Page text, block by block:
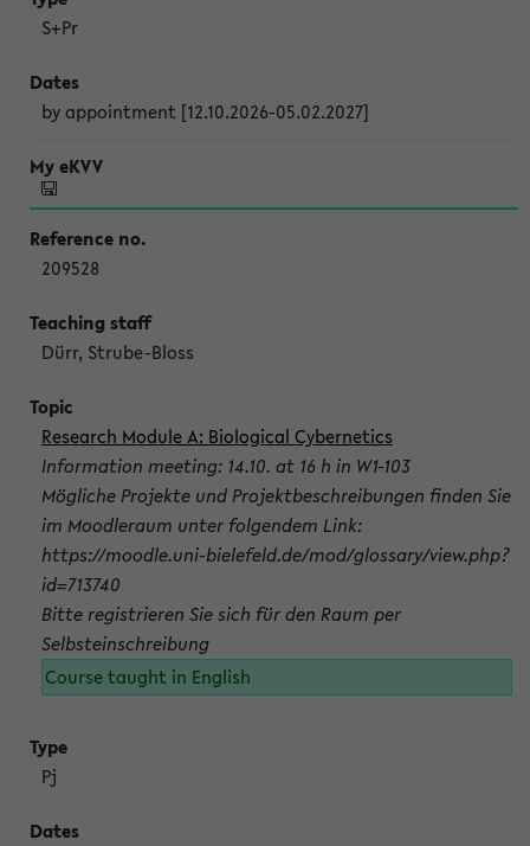
S+Pr
by appointment [12.10.2026-05.02.2027]
209528
Dürr, Strube-Bloss
Research Module A: Biological Cybernetics
Information meeting: 14.10. at 16 h in W1-103
Mögliche Projekte und Projektbeschreibungen finden Sie
im Moodleraum unter folgendem Link:
https://moodle.uni-bielefeld.de/mod/glossary/view.php?
id=713740
Bitte registrieren Sie sich für den Raum per
Selbsteinschreibung
Course taught in English
Pj